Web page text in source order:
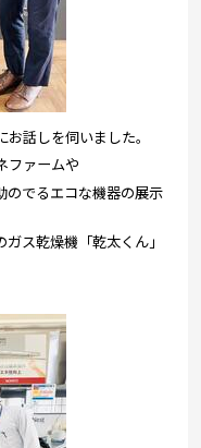
話しを伺いました。
ファームや
のでるエコな機器の展示
ス乾燥機「乾太くん」